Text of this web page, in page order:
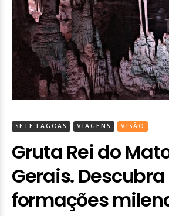
SETE LAGOAS VIAGENS VISÃO
Gruta Rei do
Gerais. Descubra
formações